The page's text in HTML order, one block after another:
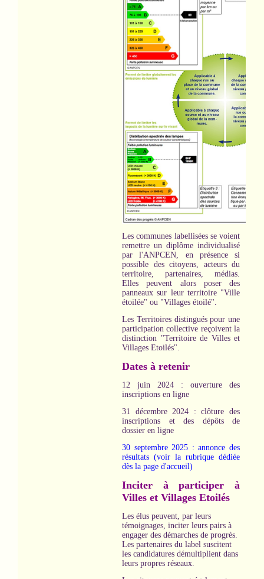
Les communes labellisées se voient
remettre un diplôme individualisé
par l'ANPCEN, en présence si
possible des citoyens, acteurs du
territoire, partenaires, médias.
Elles peuvent alors poser des
panneaux sur leur territoire "Ville
étoilée" ou "Villages étoilé".
Les Territoires distingués pour une
participation collective reçoivent la
distinction "Territoire de Villes et
Villages Etoilés".
Dates à retenir
12 juin 2024 : ouverture des
inscriptions en ligne
31 décembre 2024 : clôture des
inscriptions et des dépôts de
dossier en ligne
30 septembre 2025 : annonce des
résultats (voir la rubrique dédiée
dès la page d'accueil)
Inciter à participer à
Villes et Villages Etoilés
Les élus peuvent, par leurs
témoignages, inciter leurs pairs à
engager des démarches de progrès.
Les partenaires du label suscitent
les candidatures démultiplient dans
leurs propres réseaux.